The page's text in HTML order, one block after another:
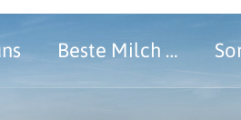
Beste Milch …